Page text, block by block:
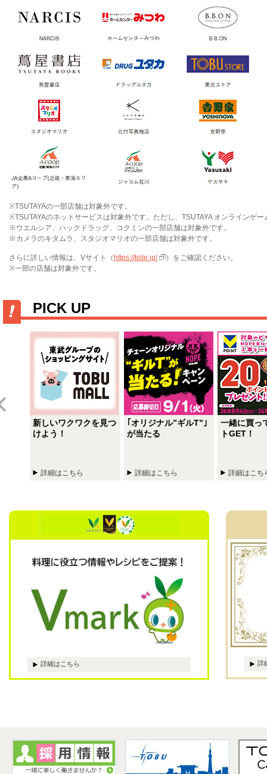
※TSUTAYAの一部店舗は対象外です。
※TSUTAYAのネットサービスは対象外です。ただし、TSUTAYA オンラインゲ
※ウエルシア、ハックドラッグ、コクミンの一部店舗は対象外です。
※カメラのキタムラ、スタジオマリオの一部店舗は対象外です。
さらに詳しい情報は、Vサイト（ https://tsite.jp/
）をご確認ください。
※一部の店舗は対象外です。
PICK UP
新しいワクワクを見つ
けよう！
詳細はこちら
｢オリジナル”ギルT”｣
が当たる
詳細はこちら
一緒に買っ
トGET！
詳細はこち
詳細はこちら 詳